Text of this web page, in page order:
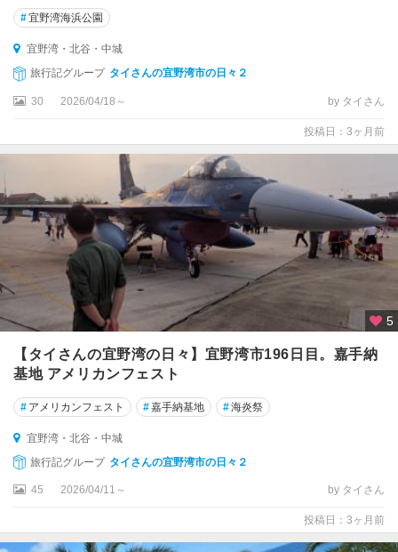
#宜野湾海浜公園
宜野湾・北谷・中城
旅行記グループ タイさんの宜野湾市の日々２
30 2026/04/18～ by タイさん
投稿日：3ヶ月前
5
【タイさんの宜野湾の日々】宜野湾市196日目。嘉手納
基地 アメリカンフェスト
# アメリカンフェスト #嘉手納基地 #海炎祭
宜野湾・北谷・中城
旅行記グループ タイさんの宜野湾市の日々２
45 2026/04/11～ by タイさん
投稿日：3ヶ月前